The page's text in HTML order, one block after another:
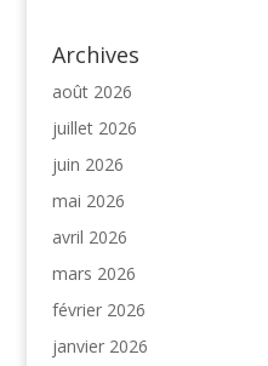
Archives
août 2026
juillet 2026
juin 2026
mai 2026
avril 2026
mars 2026
février 2026
janvier 2026